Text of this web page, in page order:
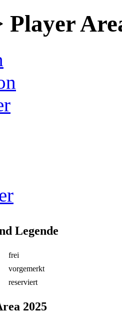
Player
Legende
frei
vorgemerkt
reserviert
2025